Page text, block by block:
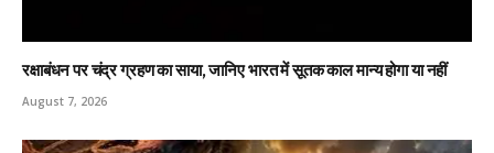
रक्षाबंधन पर चंद्र ग्रहण का साया, जानिए भारत में सूतक काल मान्य होगा या नहीं
August 7, 2026